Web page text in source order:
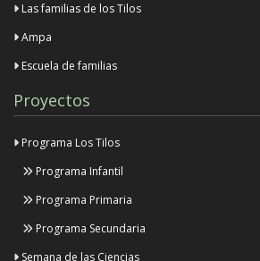
Las familias de los Tilos
Ampa
Escuela de familias
Proyectos
Programa Los Tilos
Programa Infantil
Programa Primaria
Programa Secundaria
Semana de las Ciencias